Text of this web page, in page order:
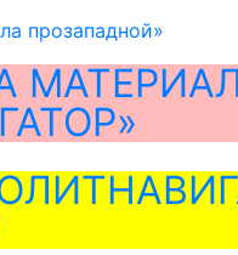
прозападной»